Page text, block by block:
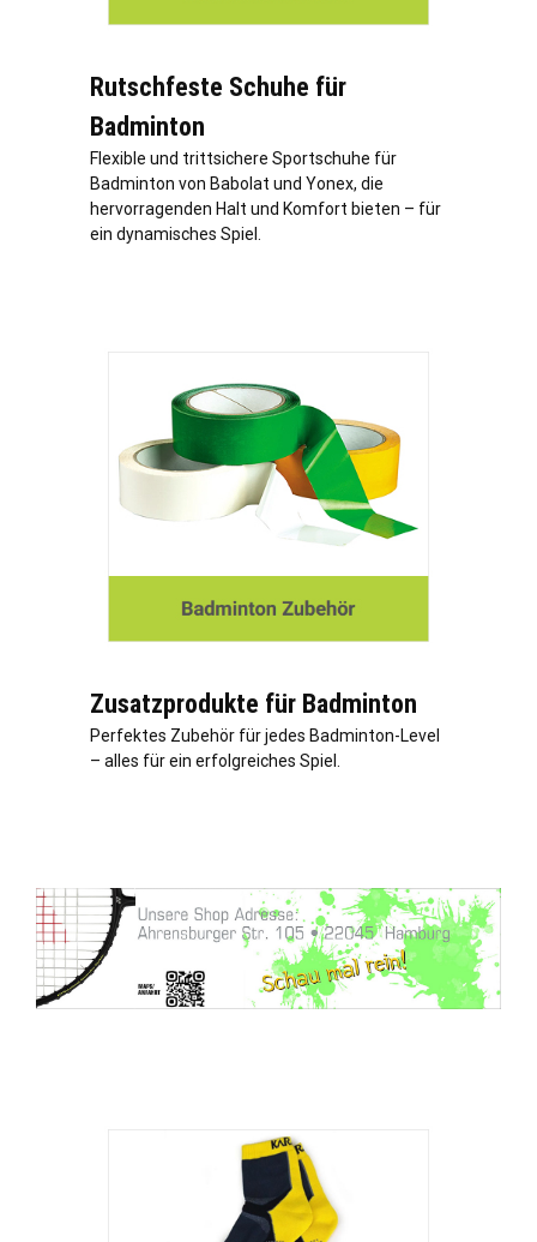
Rutschfeste Schuhe für
Badminton
Flexible und trittsichere Sportschuhe für
Badminton von Babolat und Yonex, die
hervorragenden Halt und Komfort bieten – für
ein dynamisches Spiel.
Zusatzprodukte für Badminton
Perfektes Zubehör für jedes Badminton-Level
– alles für ein erfolgreiches Spiel.